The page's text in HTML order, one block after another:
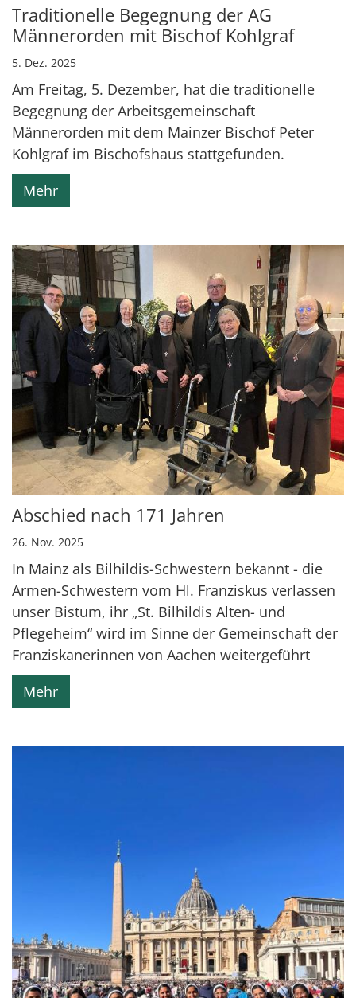
Traditionelle Begegnung der AG
Männerorden mit Bischof Kohlgraf
5. Dez. 2025
Am Freitag, 5. Dezember, hat die traditionelle
Begegnung der Arbeitsgemeinschaft
Männerorden mit dem Mainzer Bischof Peter
Kohlgraf im Bischofshaus stattgefunden.
Mehr
Abschied nach 171 Jahren
26. Nov. 2025
In Mainz als Bilhildis-Schwestern bekannt - die
Armen-Schwestern vom Hl. Franziskus verlassen
unser Bistum, ihr „St. Bilhildis Alten- und
Pflegeheim“ wird im Sinne der Gemeinschaft der
Franziskanerinnen von Aachen weitergeführt
Mehr